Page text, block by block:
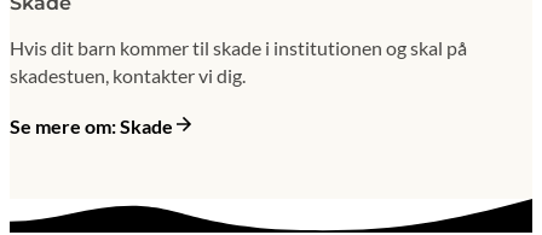
Hvis dit barn kommer til skade i institutionen og skal på
skadestuen, kontakter vi dig.
Se mere om: Skade